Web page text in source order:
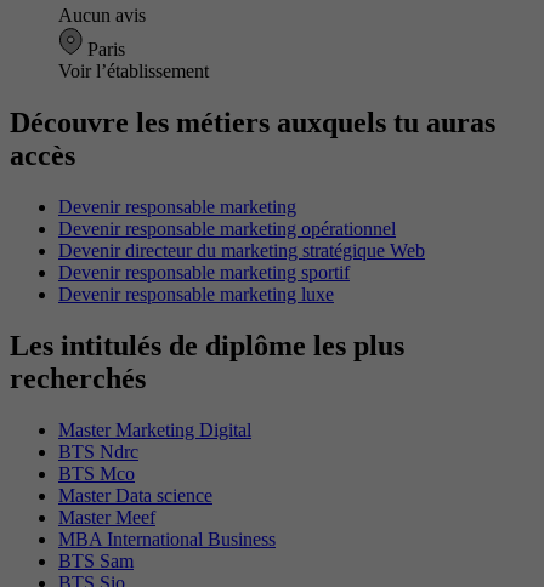
Aucun avis
Paris
Voir l’établissement
Découvre les métiers auxquels tu auras
accès
Devenir responsable marketing
Devenir responsable marketing opérationnel
Devenir directeur du marketing stratégique Web
Devenir responsable marketing sportif
Devenir responsable marketing luxe
Les intitulés de diplôme les plus
recherchés
Master Marketing Digital
BTS Ndrc
BTS Mco
Master Data science
Master Meef
MBA International Business
BTS Sam
BTS Sio